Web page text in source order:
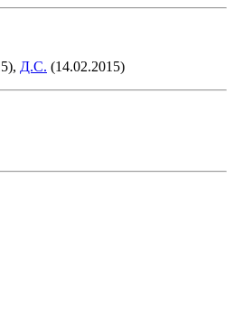
Д.С. (14.02.2015)